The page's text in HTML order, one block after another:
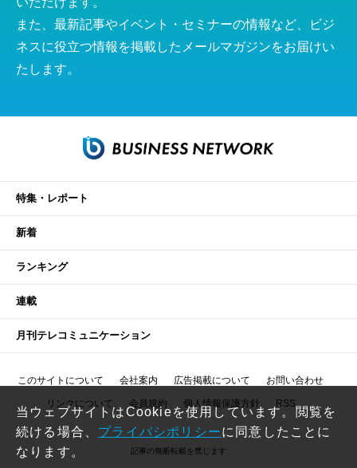
また、最新記事やイベント・セミナーの情報など、ビジ
ネスに役立つ情報を掲載したメールマガジンをお届けい
たします。
特集・レポート
新着
ランキング
連載
月刊テレコミュニケーション
このサイトについて 会社案内 広告掲載について お問い合わせ
リンクについて 会員規約 個人情報保護方針 RSS
記事の無断転載を禁じます
当ウェブサイトはCookieを使用しています。閲覧を
続ける場合、 プライバシポリシーに同意したことに
なります。